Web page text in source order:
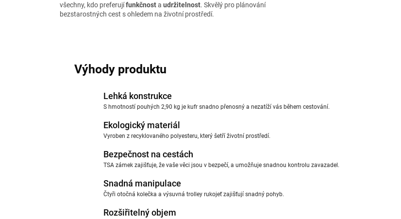
všechny, kdo preferujífunkčnosta udržitelnost. Skvělý pro plánování
bezstarostných cest s ohledem na životní prostředí.
Výhody produktu
Lehká konstrukce
S hmotností pouhých 2,90 kg je kufr snadno přenosný a nezatíží vás během cestování.
Ekologický materiál
Vyroben z recyklovaného polyesteru, který šetří životní prostředí.
Bezpečnost na cestách
TSA zámek zajišťuje, že vaše věci jsou v bezpečí, a umožňuje snadnou kontrolu zavazadel.
Snadná manipulace
Čtyři otočná kolečka a výsuvná trolley rukojeť zajišťují snadný pohyb.
Rozšiřitelný objem